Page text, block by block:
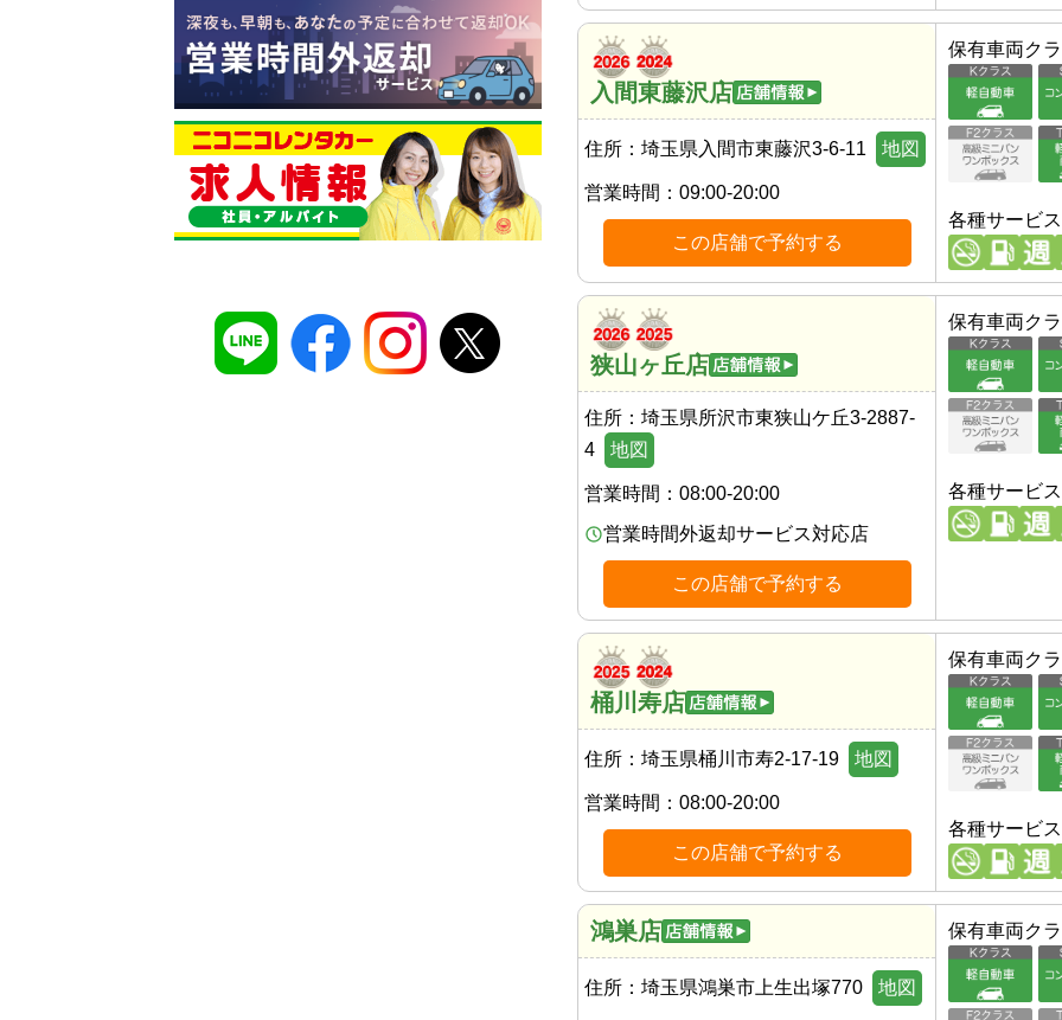
入間東藤沢店
住所： 埼玉県入間市東藤沢3-6-11 地図
営業時間： 09:00-20:00
この店舗で予約する
保有車両ク
各種サービス
狭山ヶ丘店
住所： 埼玉県所沢市東狭山ケ丘3-2887-
4
地図
営業時間： 08:00-20:00
営業時間外返却サービス対応店
この店舗で予約する
保有車両ク
各種サービス
桶川寿店
住所： 埼玉県桶川市寿2-17-19 地図
営業時間： 08:00-20:00
この店舗で予約する
保有車両ク
各種サービス
鴻巣店
住所： 埼玉県鴻巣市上生出塚770 地図
保有車両ク